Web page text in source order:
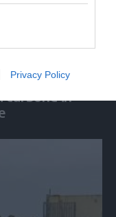
Privacy Policy